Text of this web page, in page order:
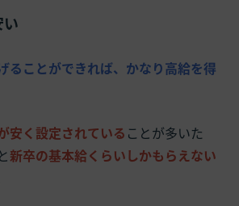
ることができれば、かなり高給を得
安く設定されている ことが多いた
新卒の基本給くらいしかもらえない